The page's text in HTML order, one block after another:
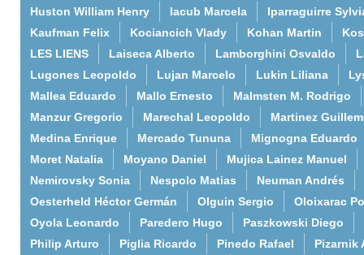
Huston William Henry
Iacub Marcela
Iparraguirre
Kaufman Felix
Kociancich Vlady Kohan Martin
LES LIENS
Laiseca Alberto Lamborghini Osvaldo
Lugones Leopoldo
Lujan Marcelo Lukin Liliana
Mallea Eduardo
Mallo Ernesto
Malmsten M. Rodrigo
Manzur Gregorio
Marechal Leopoldo
Martinez
Medina Enrique
Mercado Tununa
Mignogna Eduardo
Moret Natalia
Moyano Daniel
Mujica Lainez Manuel
Nemirovsky Sonia
Nespolo Matias
Neuman Andrés
Oesterheld Héctor Germán
Olguin Sergio
Oloixarac
Oyola Leonardo
Paredero Hugo
Paszkowski Diego
Philip Arturo
Piglia Ricardo Pinedo Rafael
Pizarnik